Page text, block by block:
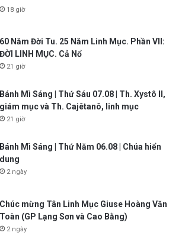
18 giờ
60 Năm Đời Tu. 25 Năm Linh Mục. Phần VII:
ĐỜI LINH MỤC. Cả Nổ
21 giờ
Bánh Mì Sáng | Thứ Sáu 07.08 | Th. Xystô II,
giám mục và Th. Cajêtanô, linh mục
21 giờ
Bánh Mì Sáng | Thứ Năm 06.08 | Chúa hiển
dung
2 ngày
Chúc mừng Tân Linh Mục Giuse Hoàng Văn
Toàn (GP Lạng Sơn và Cao Bằng)
2 ngày